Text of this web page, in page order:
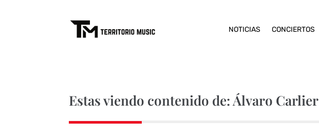
NOTICIAS CONCIERTOS
Estas viendo contenido de: Álvaro Carlier